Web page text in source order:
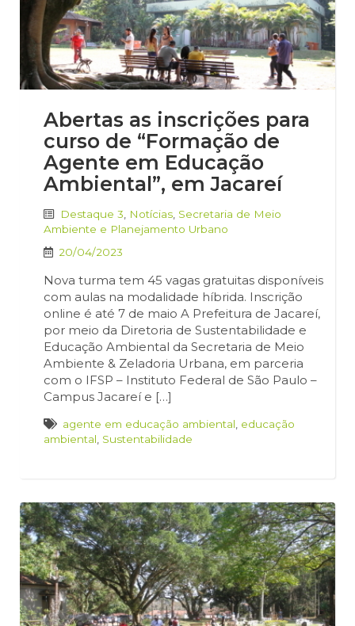
Abertas as inscrições para
curso de “Formação de
Agente em Educação
Ambiental”, em Jacareí
Destaque 3 Notícias Secretaria de Meio
Ambiente e Planejamento Urbano
20/04/2023
Nova turma tem 45 vagas gratuitas disponíveis
com aulas na modalidade híbrida. Inscrição
online é até 7 de maio A Prefeitura de Jacareí,
por meio da Diretoria de Sustentabilidade e
Educação Ambiental da Secretaria de Meio
Ambiente & Zeladoria Urbana, em parceria
com o IFSP – Instituto Federal de São Paulo –
Campus Jacareí e […]
agente em educação ambiental educação
ambiental Sustentabilidade